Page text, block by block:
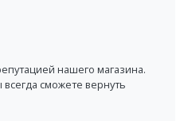
нашего магазина.
всегда сможете вернуть